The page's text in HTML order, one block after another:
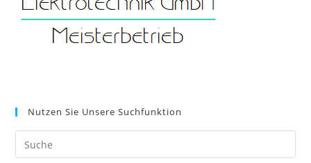
Nutzen Sie Unsere Suchfunktion
Search
this